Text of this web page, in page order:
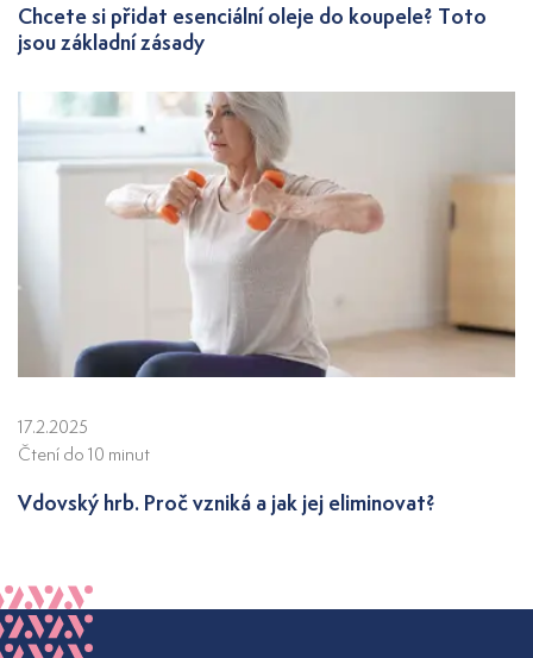
Chcete si přidat esenciální oleje do koupele? Toto
jsou základní zásady
17.2.2025
Čtení do 10 minut
Vdovský hrb. Proč vzniká a jak jej eliminovat?